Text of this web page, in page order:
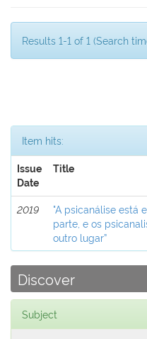
Results 1-1 of 1 (Search
Item hits:
Issue
Date
Title
2019
"A psicanálise está
parte, e os
outro lugar”
Discover
Subject